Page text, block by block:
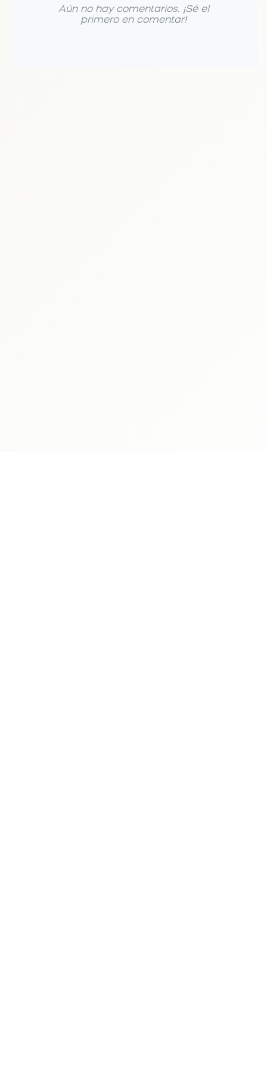
Aún no hay comentarios. ¡Sé el
primero en comentar!